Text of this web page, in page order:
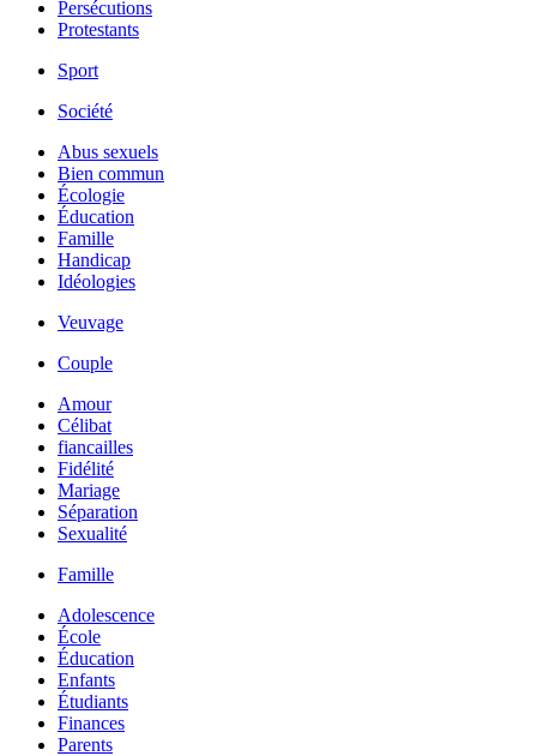
Persécutions
Protestants
Sport
Société
Abus sexuels
Bien commun
Écologie
Éducation
Famille
Handicap
Idéologies
Veuvage
Couple
Amour
Célibat
fiancailles
Fidélité
Mariage
Séparation
Sexualité
Famille
Adolescence
École
Éducation
Enfants
Étudiants
Finances
Parents